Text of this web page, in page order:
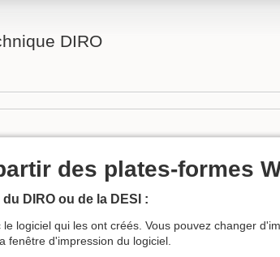
DIRO
des plates-formes
DIRO ou de la DESI :
logiciel qui les ont créés. Vous pouvez changer
fenêtre d'impression du logiciel.